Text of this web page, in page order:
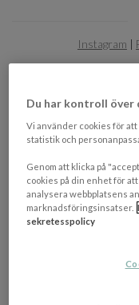
Instagram |
PRENUMERERA
Ta del av de
Du har kontroll över
Vi använder cookies för
statistik och
Genom att klicka på
cookies på din enhet för
analysera webbplatsens
marknadsföringsinsatser.
sekretesspolicy